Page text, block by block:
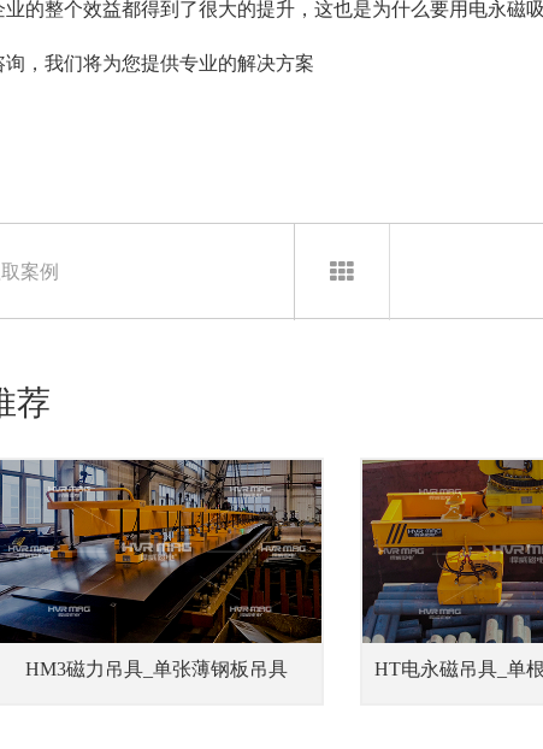
的整个效益都得到了很大的提升，这也是为什么要用电永磁吸
，我们将为您提供专业的解决方案
案例
荐
HM3磁力吊具_单张薄钢板吊具